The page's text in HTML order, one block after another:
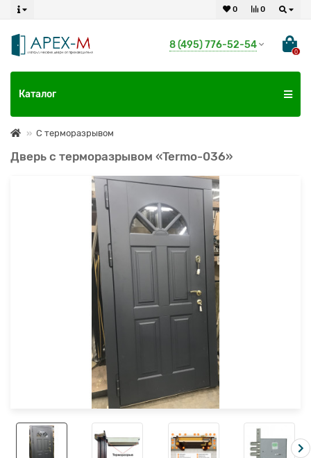
0
0
8 (495) 776-52-54
0
Каталог
С терморазрывом
Дверь с терморазрывом «Termo-036»